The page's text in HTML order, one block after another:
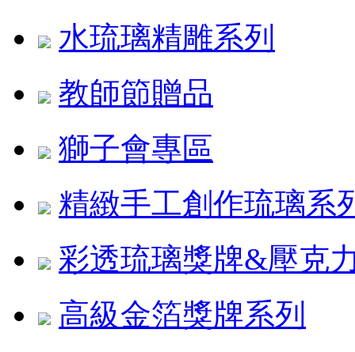
水琉璃精雕系列
教師節贈品
獅子會專區
精緻手工創作琉璃系
彩透琉璃獎牌&壓克
高級金箔獎牌系列